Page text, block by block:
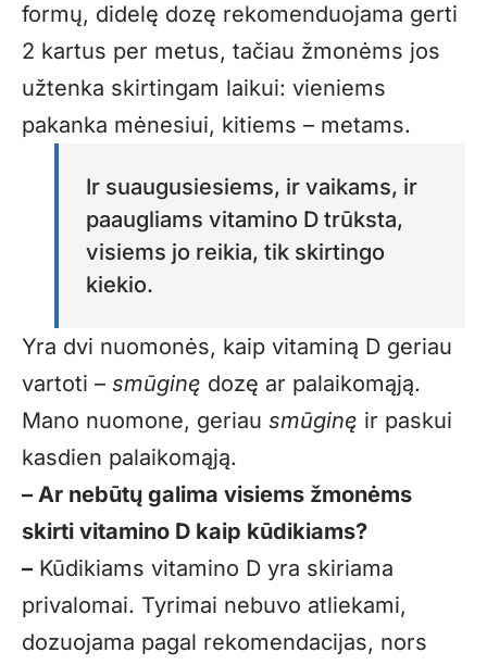
formų, didelę dozę rekomenduojama gerti
2 kartus per metus, tačiau žmonėms jos
užtenka skirtingam laikui: vieniems
pakanka mėnesiui, kitiems – metams.
Ir suaugusiesiems, ir vaikams, ir
paaugliams vitamino D trūksta,
visiems jo reikia, tik skirtingo
kiekio.
Yra dvi nuomonės, kaip vitaminą D geriau
vartoti – smūginę dozę ar palaikomąją.
Mano nuomone, geriau smūginę ir paskui
kasdien palaikomąją.
– Ar nebūtų galima visiems žmonėms
skirti vitamino D kaip kūdikiams?
– Kūdikiams vitamino D yra skiriama
privalomai. Tyrimai nebuvo atliekami,
dozuojama pagal rekomendacijas, nors